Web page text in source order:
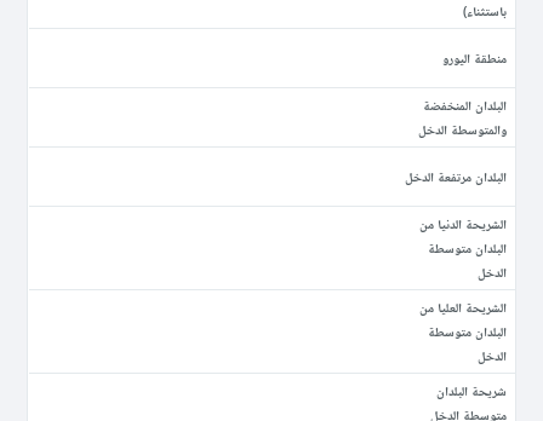
باستثناء)
منطقة اليورو
البلدان المنخفضة
والمتوسطة الدخل
البلدان مرتفعة الدخل
الشريحة الدنيا من
البلدان متوسطة
الدخل
الشريحة العليا من
البلدان متوسطة
الدخل
شريحة البلدان
متوسطة الدخل